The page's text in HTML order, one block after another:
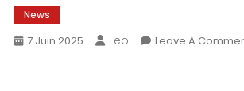
News
7 Juin 2025 Leo Leave A